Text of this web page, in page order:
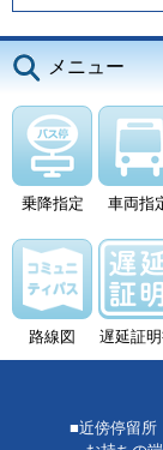
メニュー
乗降指定 車両指
路線図 遅延証
■近傍停留所